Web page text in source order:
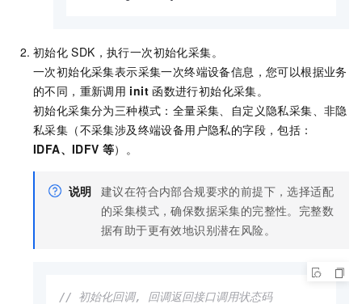
初始化 SDK，执行一次初始化采集。
一次初始化采集表示采集一次终端设备信息，您可以根据业务
的不同，重新调用 init 函数进行初始化采集。
初始化采集分为三种模式：全量采集、自定义隐私采集、非隐
私采集（不采集涉及终端设备用户隐私的字段，包括：
IDFA、IDFV 等）。
说明 建议在符合内部合规要求的前提下，选择适配
的采集模式，确保数据采集的完整性。完整数
据有助于更有效地识别潜在风险。
// 初始化回调, 回调返回接口调用状态码